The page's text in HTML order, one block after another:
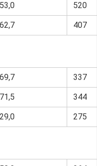
53,0 520
62,7 407
69,7 337
71,5 344
29,0 275